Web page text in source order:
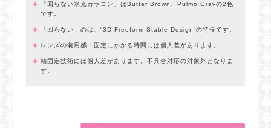
「回らない水光カラコン」はButter Brown、Pulmo Grayの2色
です。
「回らない」のは、“3D Freeform Stable Design”の特長です。
レンズの装用感・固定にかかる時間には個人差があります。
軸固定技術には個人差があります。不具合対応の対象外となりま
す。